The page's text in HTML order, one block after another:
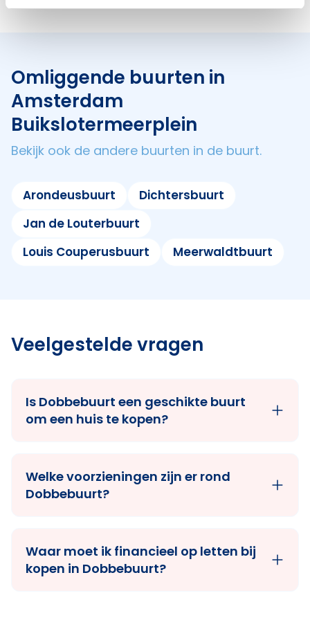
Omliggende buurten in
Amsterdam
Buikslotermeerplein
Bekijk ook de andere buurten in de buurt.
Arondeusbuurt
Dichtersbuurt
Jan de Louterbuurt
Louis Couperusbuurt
Meerwaldtbuurt
Veelgestelde vragen
Is Dobbebuurt een geschikte buurt
om een huis te kopen?
Welke voorzieningen zijn er rond
Dobbebuurt?
Waar moet ik financieel op letten bij
kopen in Dobbebuurt?